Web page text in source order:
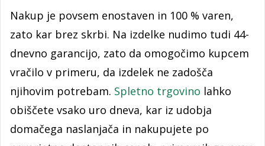
Nakup je povsem enostaven in 100 % varen,
zato kar brez skrbi. Na izdelke nudimo tudi 44-
dnevno garancijo, zato da omogočimo kupcem
vračilo v primeru, da izdelek ne zadošča
njihovim potrebam. Spletno trgovino lahko
obiščete vsako uro dneva, kar iz udobja
domačega naslanjača in nakupujete po